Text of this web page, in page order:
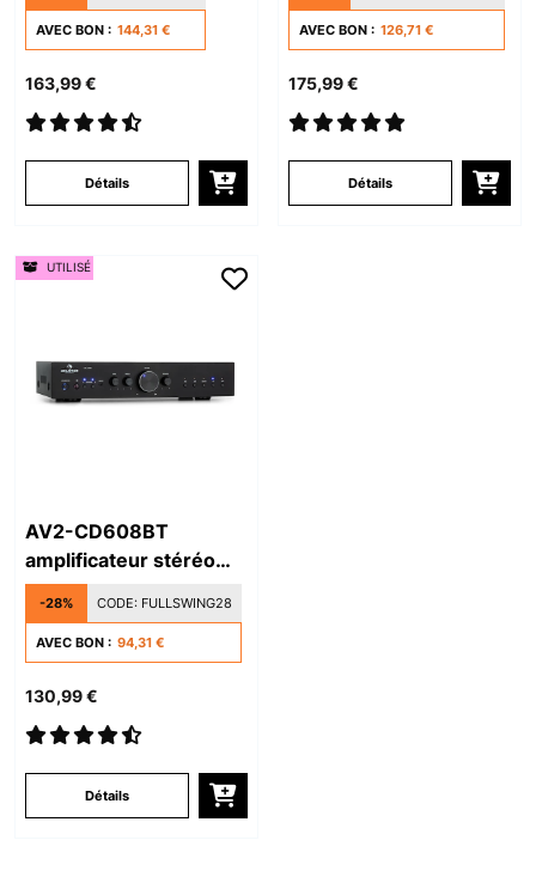
AVEC BON : 144,31 €
163,99 €
Détails
AVEC BON : 126,71 €
175,99 €
Détails
AV2-CD608BT
amplificateur stéréo
HiFi
-28% CODE: FULLSWING28
AVEC BON : 94,31 €
130,99 €
Détails
UTILISÉ